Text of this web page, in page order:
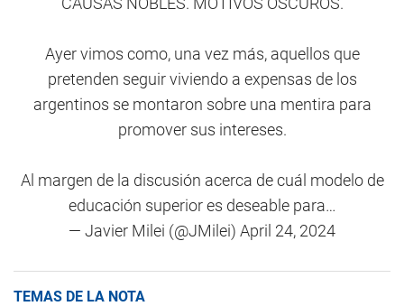
Ayer vimos como, una vez más, aquellos que
pretenden seguir viviendo a expensas de los
argentinos se montaron sobre una mentira para
promover sus intereses.
Al margen de la discusión acerca de cuál modelo de
educación superior es deseable para…
— Javier Milei (@JMilei) April 24, 2024
TEMAS DE LA NOTA